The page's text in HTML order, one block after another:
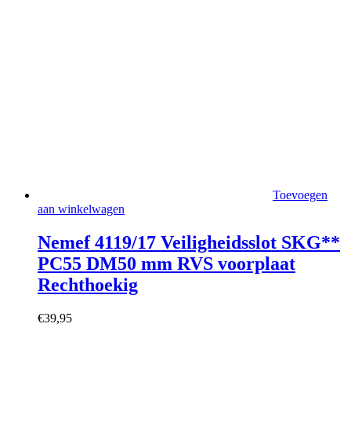
Toevoegen
aan winkelwagen
Nemef 4119/17 Veiligheidsslot SKG**
PC55 DM50 mm RVS voorplaat
Rechthoekig
€39,95